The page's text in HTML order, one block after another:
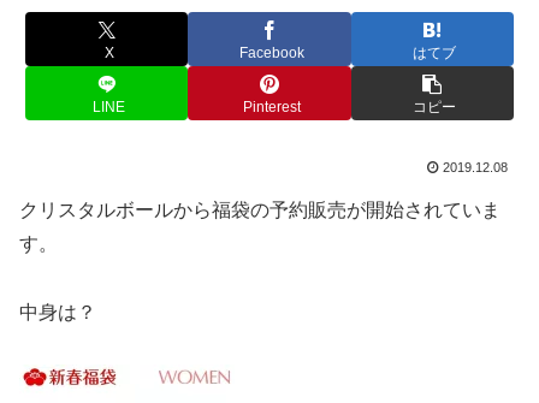
X Facebook はてブ
LINE Pinterest コピー
2019.12.08
クリスタルボールから福袋の予約販売が開始されていま
す。
中身は？